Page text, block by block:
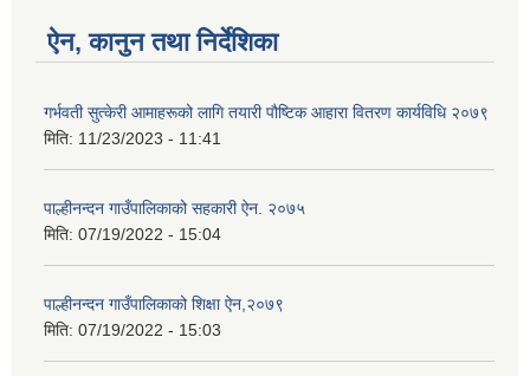
ऐन, कानुन तथा निर्देशिका
गर्भवती सुत्केरी आमाहरूको लागि तयारी पौष्टिक आहारा वितरण कार्यविधि २०७९
मिति: 11/23/2023 - 11:41
पाल्हीनन्दन गाउँपालिकाको सहकारी ऐन. २०७५
मिति: 07/19/2022 - 15:04
पाल्हीनन्दन गाउँपालिकाको शिक्षा ऐन,२०७९
मिति: 07/19/2022 - 15:03